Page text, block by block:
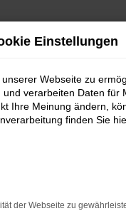
Einstellungen
Webseite zu
verarbeiten Daten für
Ihre Meinung ändern,
finden Sie
der Webseite zu